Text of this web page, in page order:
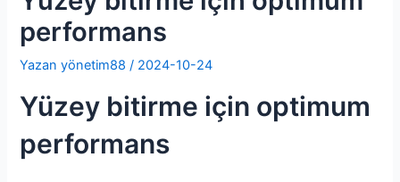
performans
Yazan yönetim88/ 2024-10-24
Yüzey bitirme için optimum
performans